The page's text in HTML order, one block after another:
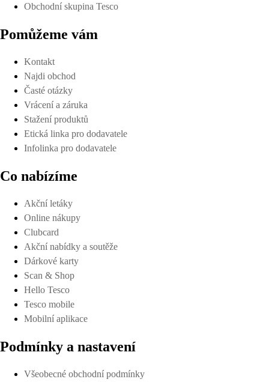
Obchodní skupina Tesco
Pomůžeme vám
Kontakt
Najdi obchod
Časté otázky
Vrácení a záruka
Stažení produktů
Etická linka pro dodavatele
Infolinka pro dodavatele
Co nabízíme
Akční letáky
Online nákupy
Clubcard
Akční nabídky a soutěže
Dárkové karty
Scan & Shop
Hello Tesco
Tesco mobile
Mobilní aplikace
Podmínky a nastavení
Všeobecné obchodní podmínky